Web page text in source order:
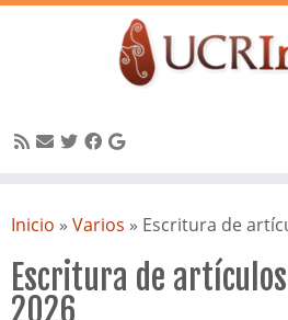
alInicio » Varios » Escritura de
Escritura de
2026